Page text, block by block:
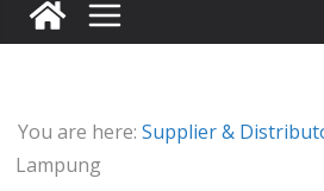
You are here: Supplier &
Lampung